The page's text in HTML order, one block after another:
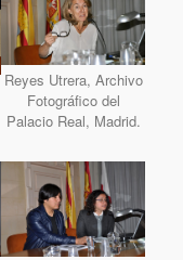
Reyes Utrera, Archivo
Fotográfico del
Palacio Real, Madrid.